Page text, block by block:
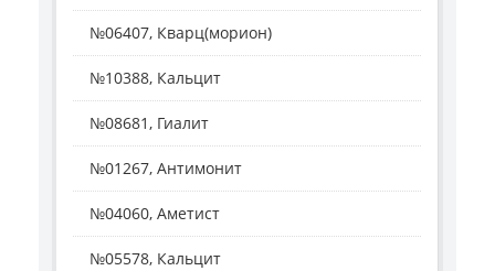
№06407, Кварц(морион)
№10388, Кальцит
№08681, Гиалит
№01267, Антимонит
№04060, Аметист
№05578, Кальцит